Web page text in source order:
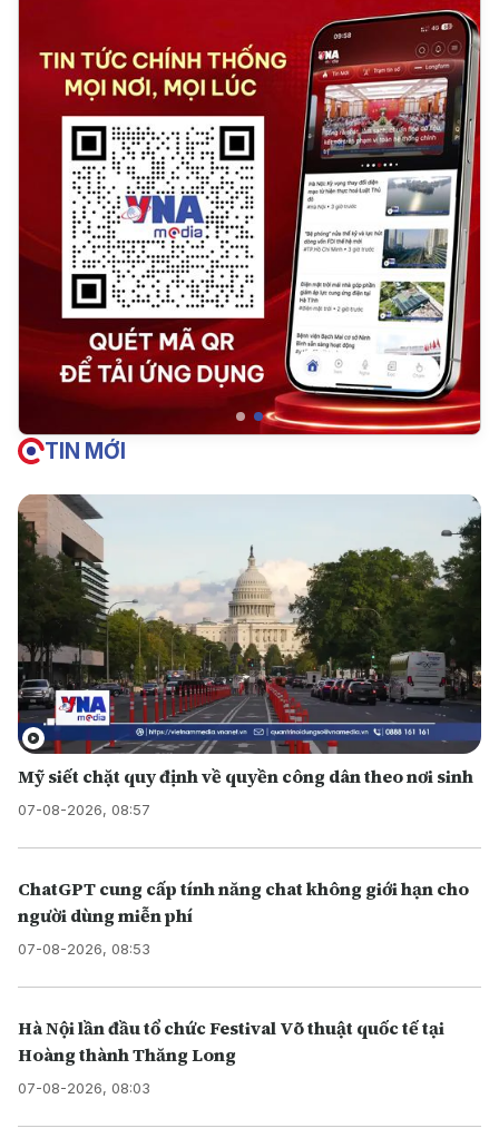
TIN MỚI
Mỹ siết chặt quy định về quyền công dân theo nơi sinh
07-08-2026, 08:57
ChatGPT cung cấp tính năng chat không giới hạn cho
người dùng miễn phí
07-08-2026, 08:53
Hà Nội lần đầu tổ chức Festival Võ thuật quốc tế tại
Hoàng thành Thăng Long
07-08-2026, 08:03